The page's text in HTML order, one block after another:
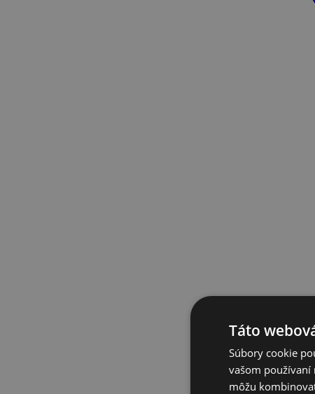
Táto
Súbory cookie
vašom používaní
môžu